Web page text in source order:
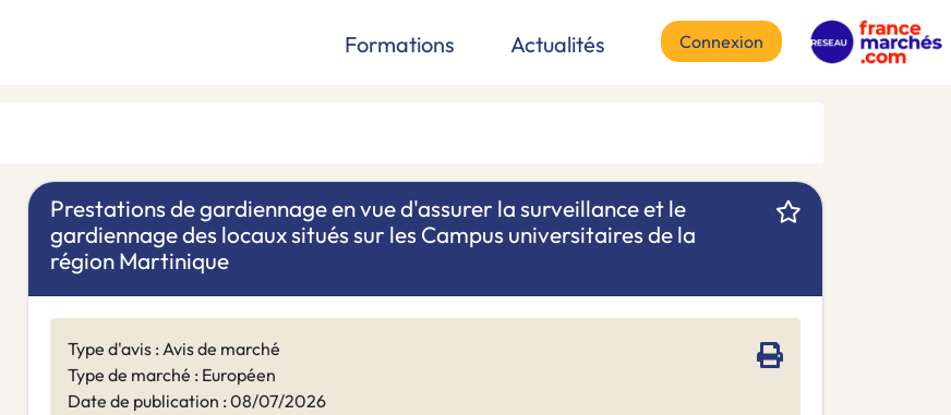
Formations Actualités Connexion
Prestations de gardiennage en vue d'assurer la surveillance et le
gardiennage des locaux situés sur les Campus universitaires de la
région Martinique
Type d'avis : Avis de marché
Type de marché : Européen
Date de publication : 08/07/2026